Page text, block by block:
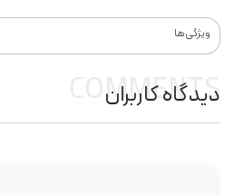
ویژگی‌ها
دیدگاه کاربران
COMMENTS